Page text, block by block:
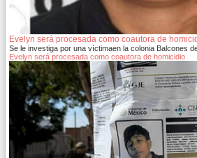
Evelyn será procesada como coautora de
Se le investiga por una víctimaen la colonia Balcones
Evelyn será procesada como coautora de homicidio